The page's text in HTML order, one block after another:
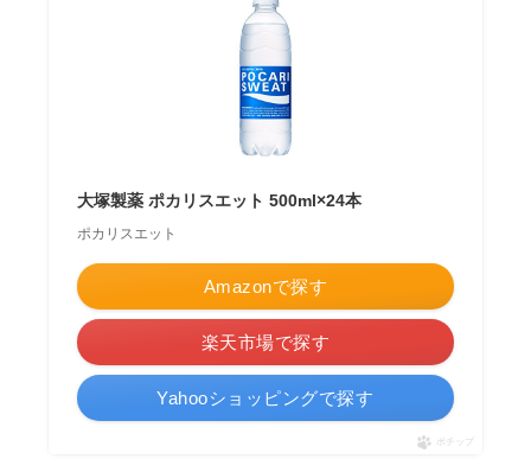
大塚製薬 ポカリスエット 500ml×24本
ポカリスエット
Amazonで探す
楽天市場で探す
Yahooショッピングで探す
ポチップ